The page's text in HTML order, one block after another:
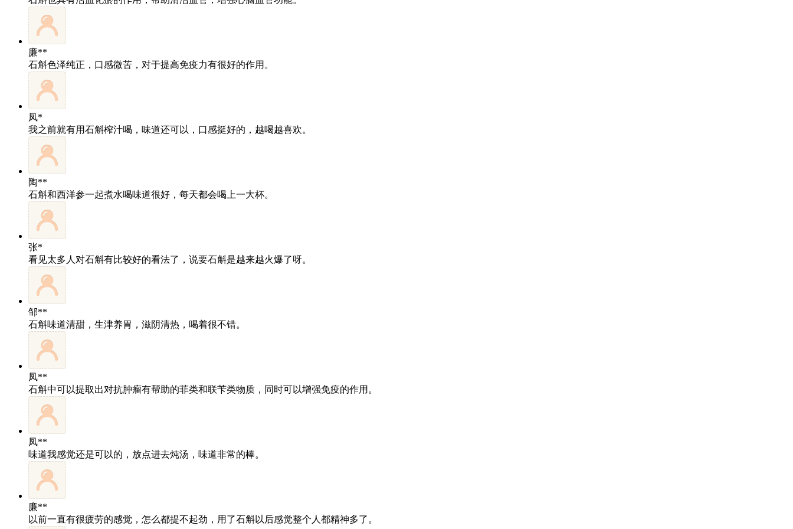
廉**
石斛色泽纯正，口感微苦，对于提高免疫力有很好的作用。
凤*
我之前就有用石斛榨汁喝，味道还可以，口感挺好的，越喝越喜欢。
陶**
石斛和西洋参一起煮水喝味道很好，每天都会喝上一大杯。
张*
看见太多人对石斛有比较好的看法了，说要石斛是越来越火爆了呀。
邹**
石斛味道清甜，生津养胃，滋阴清热，喝着很不错。
凤**
石斛中可以提取出对抗肿瘤有帮助的菲类和联苄类物质，同时可以增强免疫的作用。
凤**
味道我感觉还是可以的，放点进去炖汤，味道非常的棒。
廉**
以前一直有很疲劳的感觉，怎么都提不起劲，用了石斛以后感觉整个人都精神多了。